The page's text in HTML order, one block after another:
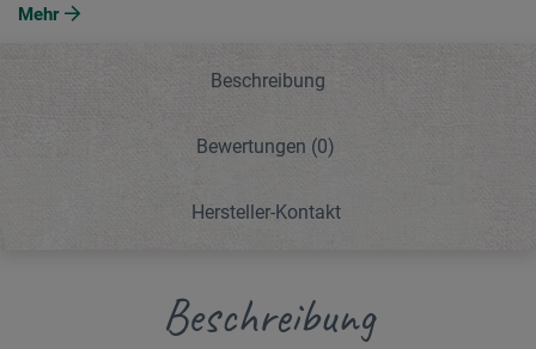
Mehr
Beschreibung
Bewertungen (0)
Hersteller-Kontakt
Beschreibung